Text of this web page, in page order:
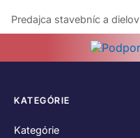
Predajca stavebníc a dielov
KATEGÓRIE
Kategórie